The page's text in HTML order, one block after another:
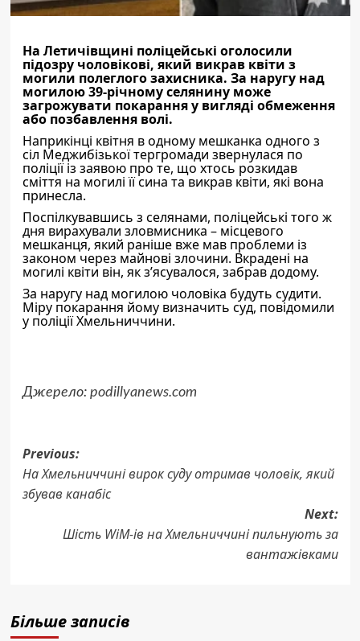
На Летичівщині поліцейські оголосили
підозру чоловікові, який викрав квіти з
могили полеглого захисника. За наругу над
могилою 39-річному селянину може
загрожувати покарання у вигляді обмеження
або позбавлення волі.
Наприкінці квітня в одному мешканка одного з
сіл Меджибізької тергромади звернулася по
поліції із заявою про те, що хтось розкидав
сміття на могилі її сина та викрав квіти, які вона
принесла.
Поспілкувавшись з селянами, поліцейські того ж
дня вирахували зловмисника – місцевого
мешканця, який раніше вже мав проблеми із
законом через майнові злочини. Вкрадені на
могилі квіти він, як з’ясувалося, забрав додому.
За наругу над могилою чоловіка будуть судити.
Міру покарання йому визначить суд, повідомили
у поліції Хмельниччини.
Джерело: podillyanews.com
Post
navigation
Previous:
На Хмельниччині вирок суду отримав чоловік, який
збував канабіс
Next:
Шість WiM-ів на Хмельниччині пильнують за
вантажівками
Більше записів